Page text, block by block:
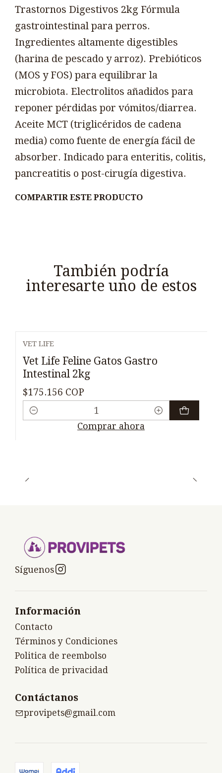
Trastornos Digestivos 2kg Fórmula
gastrointestinal para perros.
Ingredientes altamente digestibles
(harina de pescado y arroz). Prebióticos
(MOS y FOS) para equilibrar la
microbiota. Electrolitos añadidos para
reponer pérdidas por vómitos/diarrea.
Aceite MCT (triglicéridos de cadena
media) como fuente de energía fácil de
absorber. Indicado para enteritis, colitis,
pancreatitis o post-cirugía digestiva.
COMPARTIR ESTE PRODUCTO
También podría
interesarte uno de estos
VET LIFE
Vet Life Feline Gatos Gastro
Intestinal 2kg
$175.156 COP
Cantidad
Comprar ahora
Síguenos
Información
Contacto
Términos y Condiciones
Politica de reembolso
Política de privacidad
Contáctanos
provipets@gmail.com